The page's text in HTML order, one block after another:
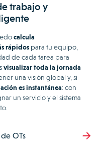
trabajo y
calcula
rápidos para tu equipo,
de cada tarea para
visualizar toda la jornada
una visión global y, si
es instantánea: con
un servicio y el sistema
OTs